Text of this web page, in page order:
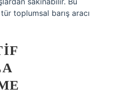
toplumsal barış aracı